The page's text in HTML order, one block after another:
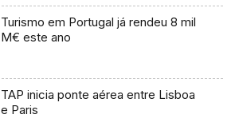
Turismo em Portugal já rendeu 8 mil
M€ este ano
TAP inicia ponte aérea entre Lisboa
e Paris